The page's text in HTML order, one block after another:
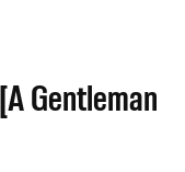
Gentleman